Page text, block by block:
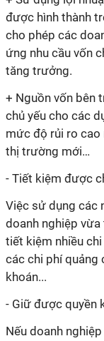
được hình thành
cho phép các
ứng nhu cầu vốn
tăng trưởng.
+ Nguồn vốn bên
chủ yếu cho các
mức độ rủi ro cao
thị trường mới…
- Tiết kiệm được
Việc sử dụng các
doanh nghiệp
tiết kiệm nhiều
các chi phí quảng
khoán...
- Giữ được quyền
Nếu doanh